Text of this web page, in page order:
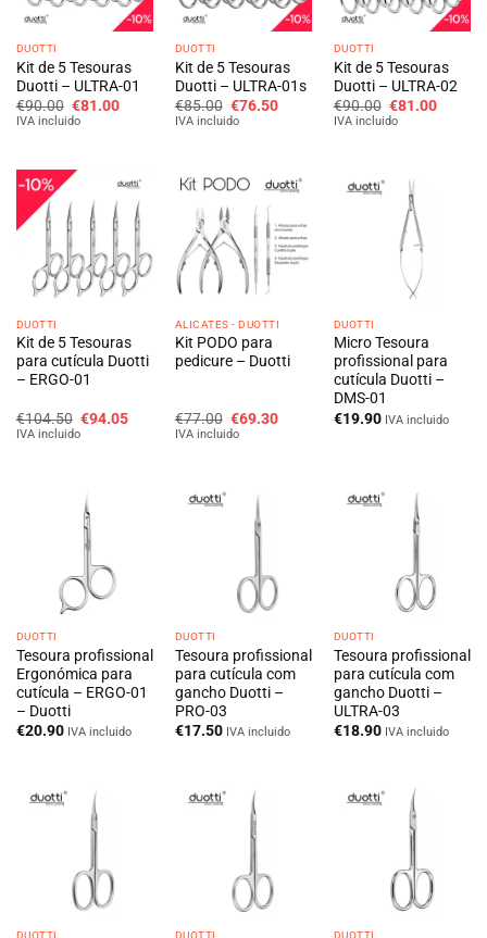
DUOTTI
Kit de 5 Tesouras
Duotti – ULTRA-01
€90.00 O
preço
€81.00O
IVA incluido
DUOTTI
Kit de 5 Tesouras
Duotti – ULTRA-01s
€85.00 O
preço
€76.50O
IVA incluido
DUOTTI
Kit de 5 Tesouras
Duotti – ULTRA-02
€90.00 O
preço
€81.00O
IVA incluido
DUOTTI
Kit de 5 Tesouras
para cutícula Duotti
– ERGO-01
€104.50 O
preço
€94.05O
IVA incluido
ALICATES - DUOTTI
Kit PODO para
pedicure – Duotti
€77.00 O
preço
€69.30O
IVA incluido
DUOTTI
Micro Tesoura
profissional para
cutícula Duotti –
DMS-01
€19.90 IVA incluido
DUOTTI
Tesoura profissional
Ergonómica para
cutícula – ERGO-01
– Duotti
€20.90 IVA incluido
DUOTTI
Tesoura profissional
para cutícula com
gancho Duotti –
PRO-03
€17.50 IVA incluido
DUOTTI
Tesoura profissional
para cutícula com
gancho Duotti –
ULTRA-03
€18.90 IVA incluido
DUOTTI DUOTTI DUOTTI